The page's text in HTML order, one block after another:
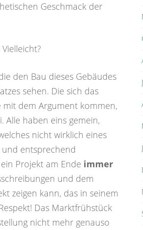
Geschmack der
den Bau dieses Gebäudes
sehen. Die sich das
mit dem Argument kommen,
Alle haben eins gemein,
nicht wirklich eines
und entsprechend
Projekt am Ende immer
und dem
zeigen kann, das in seinem
Das Marktfrühstück
nicht mehr genauso